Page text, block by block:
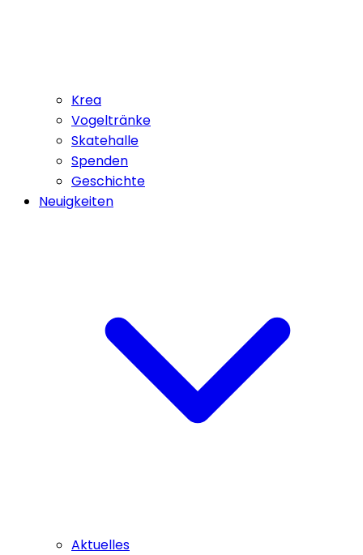
Krea
Vogeltränke
Skatehalle
Spenden
Geschichte
Neuigkeiten
Aktuelles